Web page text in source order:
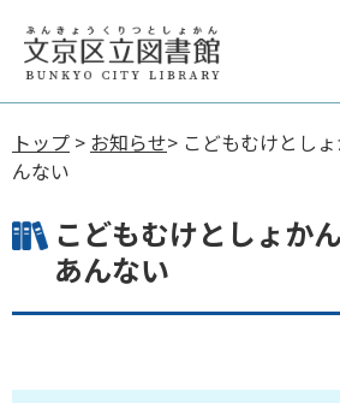
トップ > お知らせ> こどもむけとし
んない
こどもむけとしょか
あんない